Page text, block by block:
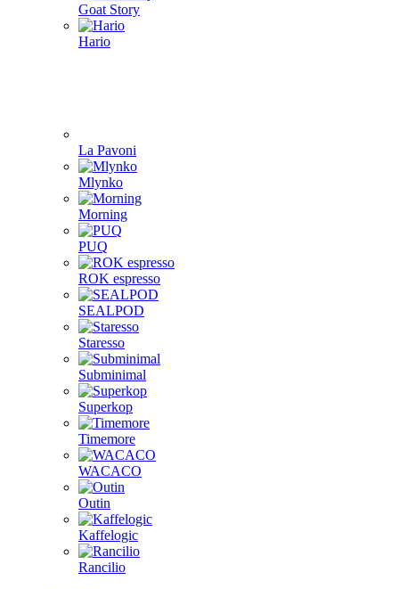
Goat Story
Hario
La Pavoni
Mlynko
Morning
PUQ
ROK espresso
SEALPOD
Staresso
Subminimal
Superkop
Timemore
WACACO
Outin
Kaffelogic
Rancilio